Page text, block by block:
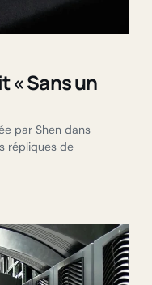
« Sans un
par Shen dans
répliques de